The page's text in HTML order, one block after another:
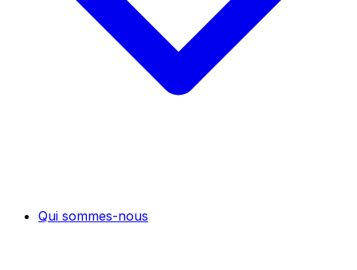
Qui sommes-nous